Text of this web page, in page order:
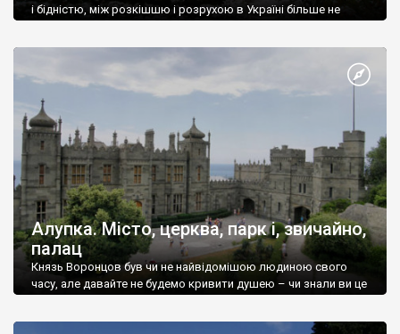
і бідністю, між розкішшю і розрухою в Україні більше не
Алупка. Місто, церква, парк і, звичайно,
палац
Князь Воронцов був чи не найвідомішою людиною свого
часу, але давайте не будемо кривити душею – чи знали ви це